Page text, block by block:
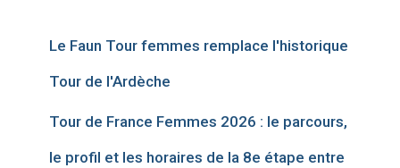
Le Faun Tour femmes remplace l'historique
Tour de l'Ardèche
Tour de France Femmes 2026 : le parcours,
le profil et les horaires de la 8e étape entre